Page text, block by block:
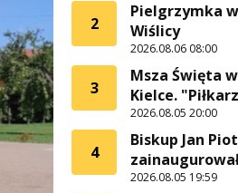
2
Pielgrzymka
Wiślicy
2026.08.06 08:00
3
Msza Święta
Kielce.
2026.08.05 20:00
4
Biskup Jan
2026.08.05 19:59